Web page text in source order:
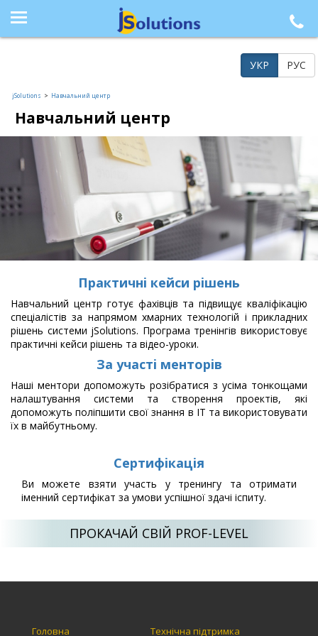
+38 (044) 564-77-33, +38 (095) 617-41-15, +38 (066) 986-85-23, +38 (073) 218-42-21
УКР РУС
jSolutions > Навчальний центр
Навчальний центр
Практичнi кейси рiшень
Навчальний центр готує фахівців та підвищує кваліфікацію
спеціалістів за напрямом хмарних технологій і прикладних
рішень системи jSolutions. Програма тренінгів використовує
практичні кейси рішень та відео-уроки.
За участi менторiв
Наші ментори допоможуть розібратися з усіма тонкощами
налаштування системи та створення проектів, які
допоможуть поліпшити свої знання в IT та використовувати
їх в майбутньому.
Сертифiкацiя
Ви можете взяти участь у тренингу та отримати
іменний сертифікат за умови успішної здачі іспиту.
ПРОКАЧАЙ СВІЙ PROF-LEVEL
Головна Технічна підтримка